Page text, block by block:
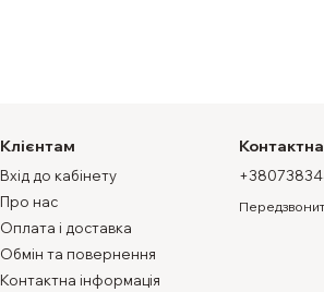
Клієнтам
Вхід до кабінету
Про нас
Оплата і доставка
Обмін та повернення
Контактна інформація